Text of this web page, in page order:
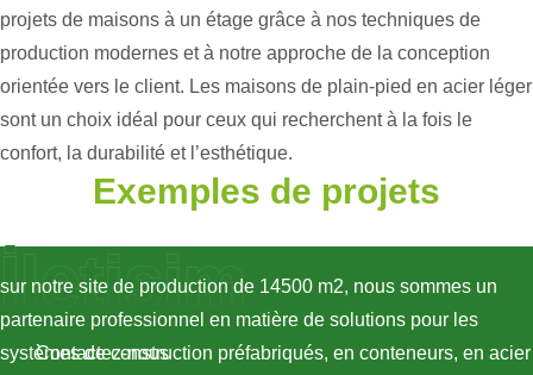
projets de maisons à un étage grâce à nos techniques de
production modernes et à notre approche de la conception
orientée vers le client. Les maisons de plain-pied en acier léger
sont un choix idéal pour ceux qui recherchent à la fois le
confort, la durabilité et l’esthétique.
Exemples de projets
sur notre site de production de 14500 m2, nous sommes un
partenaire professionnel en matière de solutions pour les
systèmes de construction préfabriqués, en conteneurs, en acier
İletişim
Contactez-nous